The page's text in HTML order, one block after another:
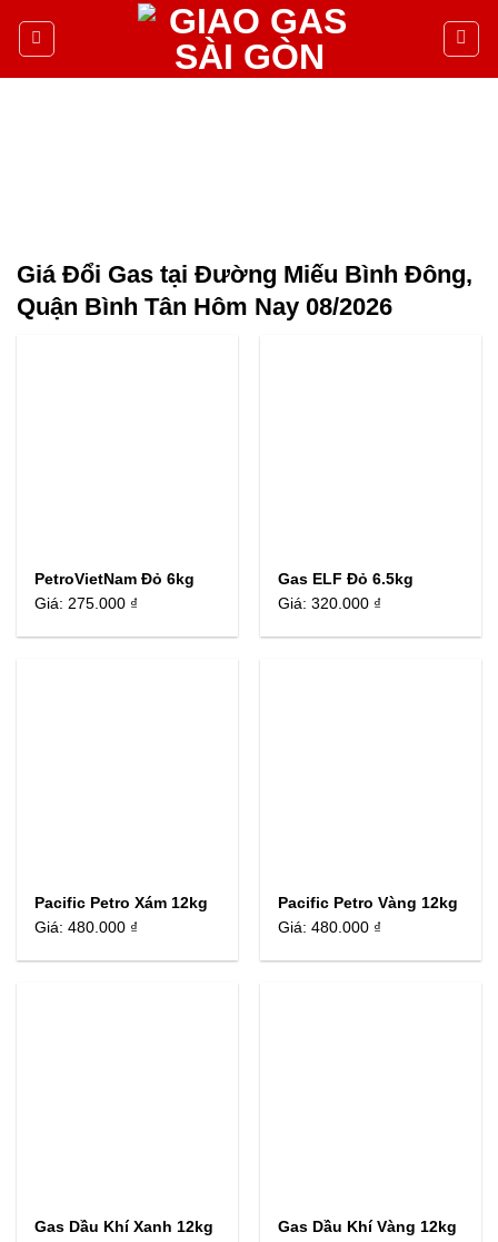
Giá Đổi Gas tại Đường Miếu Bình Đông,
Quận Bình Tân Hôm Nay 08/2026
PetroVietNam Đỏ 6kg
Giá:275.000 ₫
Gas ELF Đỏ 6.5kg
Giá:320.000 ₫
Pacific Petro Xám 12kg
Giá:480.000 ₫
Pacific Petro Vàng 12kg
Giá:480.000 ₫
Gas Dầu Khí Xanh 12kg
Gas Dầu Khí Vàng 12kg